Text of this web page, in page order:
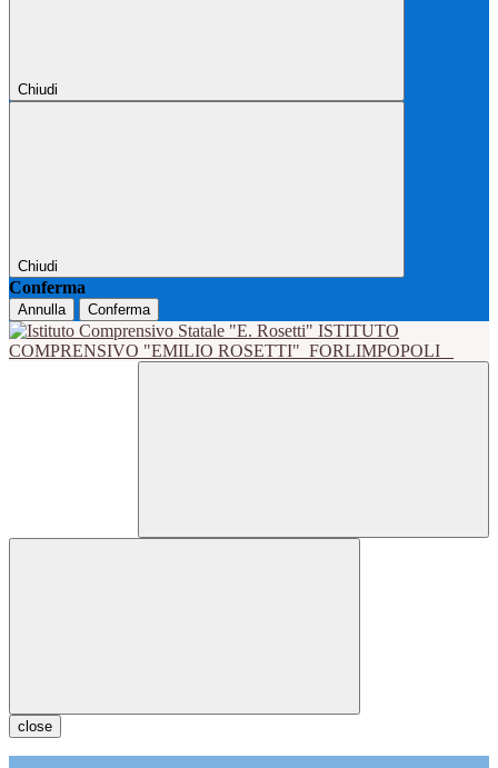
Chiudi
Chiudi
Conferma
Annulla Conferma
ISTITUTO
COMPRENSIVO "EMILIO ROSETTI" FORLIMPOPOLI
close